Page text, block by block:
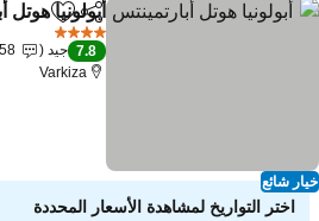
شائع
مشاركة
أبولونيا هوتل
7.8 جيد
Varkiza
اختر التواريخ لمشاهدة الأسعار المحددة